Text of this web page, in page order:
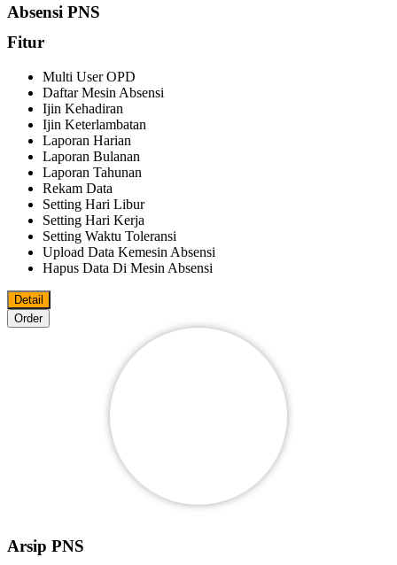
Absensi PNS
Fitur
Multi User OPD
Daftar Mesin Absensi
Ijin Kehadiran
Ijin Keterlambatan
Laporan Harian
Laporan Bulanan
Laporan Tahunan
Rekam Data
Setting Hari Libur
Setting Hari Kerja
Setting Waktu Toleransi
Upload Data Kemesin Absensi
Hapus Data Di Mesin Absensi
Detail
Order
Arsip PNS